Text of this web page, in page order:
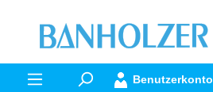
springen
Benutzerkonto